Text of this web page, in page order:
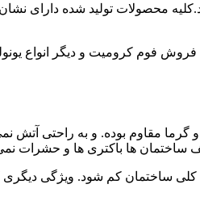
تولید شده دارای نشان
فروش فوم کرومیت و دیگر انواع
مقاوم بوده. و به راحتی آتش
ها باکتری ها و حشرات نمی
ساختمان کم شود. ویژگی